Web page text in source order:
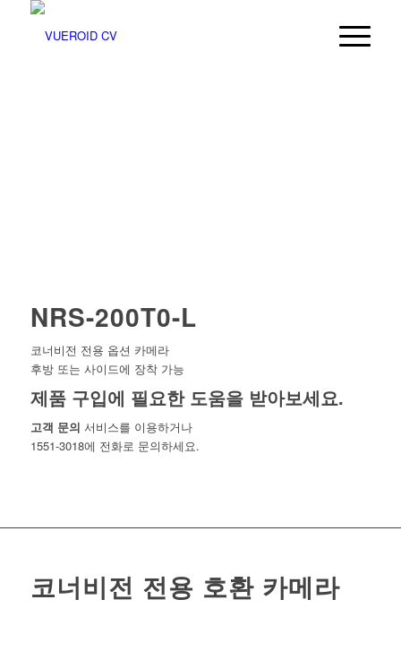
NRS-200T0-L
코너비전 전용 옵션 카메라
후방 또는 사이드에 장착 가능
제품 구입에 필요한 도움을 받아보세요.
고객 문의 서비스를 이용하거나
1551-3018에 전화로 문의하세요.
코너비전 전용 호환 카메라